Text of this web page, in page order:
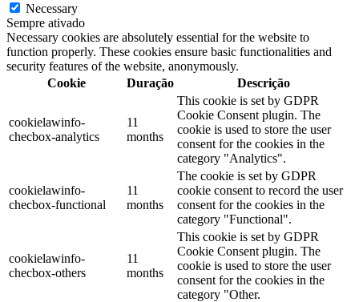
Necessary
Sempre ativado
Necessary cookies are absolutely essential for the website to
function properly. These cookies ensure basic functionalities and
security features of the website, anonymously.
Cookie
Duração Descrição
cookielawinfo-
checbox-analytics
11
months
This cookie is set by GDPR
Cookie Consent plugin. The
cookie is used to store the user
consent for the cookies in the
category "Analytics".
cookielawinfo-
checbox-functional
11
months
The cookie is set by GDPR
cookie consent to record the user
consent for the cookies in the
category "Functional".
cookielawinfo-
checbox-others
11
months
This cookie is set by GDPR
Cookie Consent plugin. The
cookie is used to store the user
consent for the cookies in the
category "Other.